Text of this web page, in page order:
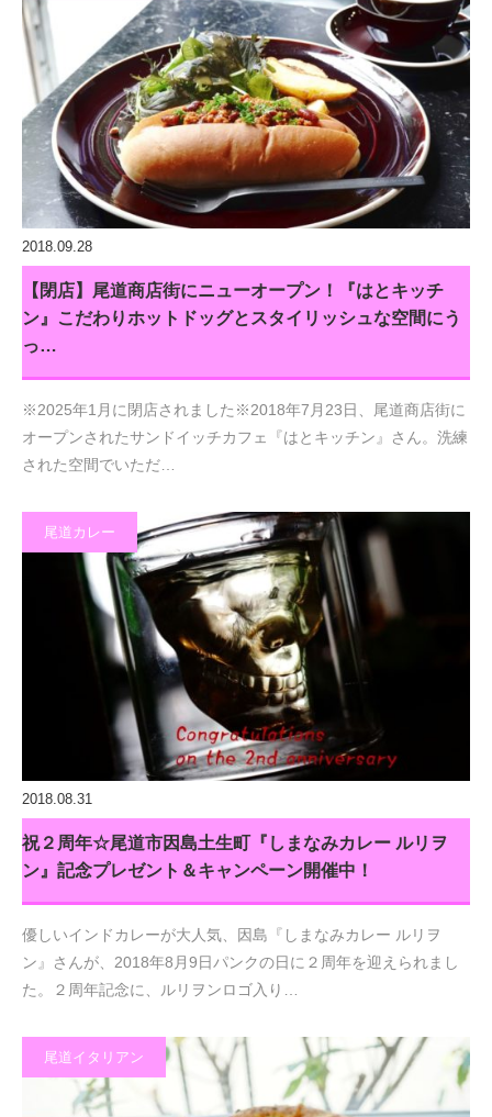
2018.09.28
【閉店】尾道商店街にニューオープン！『はとキッチ
ン』こだわりホットドッグとスタイリッシュな空間にう
っ…
※2025年1月に閉店されました※2018年7月23日、尾道商店街に
オープンされたサンドイッチカフェ『はとキッチン』さん。洗練
された空間でいただ…
尾道カレー
2018.08.31
祝２周年☆尾道市因島土生町『しまなみカレー ルリヲ
ン』記念プレゼント＆キャンペーン開催中！
優しいインドカレーが大人気、因島『しまなみカレー ルリヲ
ン』さんが、2018年8月9日パンクの日に２周年を迎えられまし
た。２周年記念に、ルリヲンロゴ入り…
尾道イタリアン